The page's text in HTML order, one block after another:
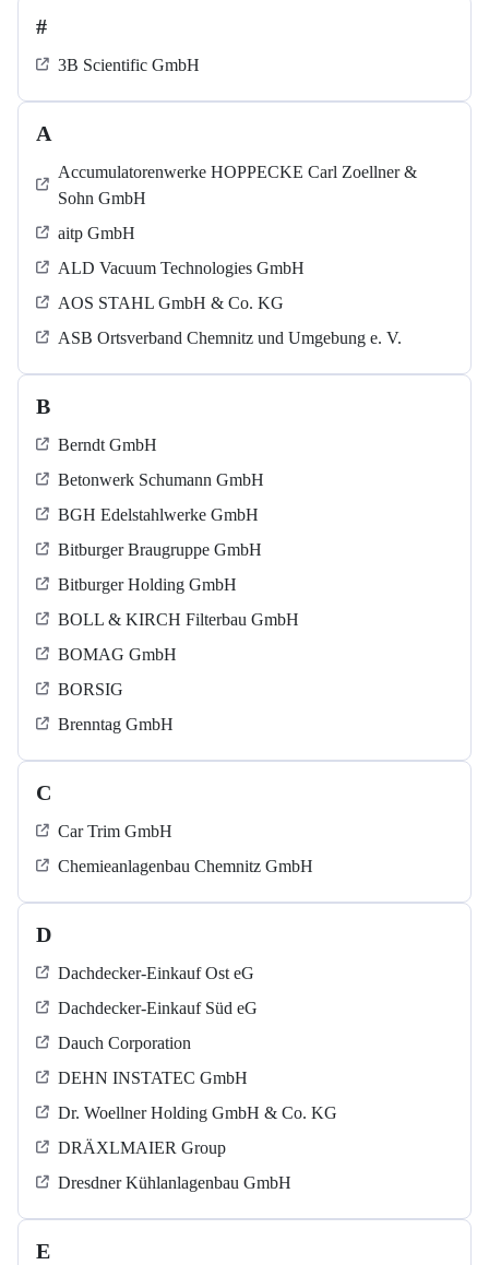
#
3B Scientific GmbH
A
Accumulatorenwerke HOPPECKE Carl Zoellner &
Sohn GmbH
aitp GmbH
ALD Vacuum Technologies GmbH
AOS STAHL GmbH & Co. KG
ASB Ortsverband Chemnitz und Umgebung e. V.
B
Berndt GmbH
Betonwerk Schumann GmbH
BGH Edelstahlwerke GmbH
Bitburger Braugruppe GmbH
Bitburger Holding GmbH
BOLL & KIRCH Filterbau GmbH
BOMAG GmbH
BORSIG
Brenntag GmbH
C
Car Trim GmbH
Chemieanlagenbau Chemnitz GmbH
D
Dachdecker-Einkauf Ost eG
Dachdecker-Einkauf Süd eG
Dauch Corporation
DEHN INSTATEC GmbH
Dr. Woellner Holding GmbH & Co. KG
DRÄXLMAIER Group
Dresdner Kühlanlagenbau GmbH
E